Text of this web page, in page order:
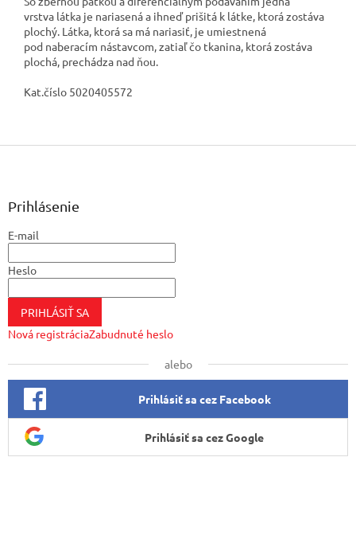
vrstva látka je nariasená a ihneď prišitá k látke, ktorá zostáva
plochý. Látka, ktorá sa má nariasiť, je umiestnená
pod naberacím nástavcom, zatiaľ čo tkanina, ktorá zostáva
plochá, prechádza nad ňou.
Kat.číslo 5020405572
Z
Prihlásenie
E-mail
Heslo
PRIHLÁSIŤ SA
Nová registráciaZabudnuté heslo
alebo
Prihlásiť sa cez Facebook
Prihlásiť sa cez Google